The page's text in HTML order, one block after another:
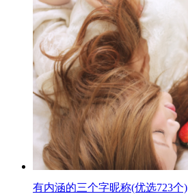
​有内涵的三个字昵称(优选723个)